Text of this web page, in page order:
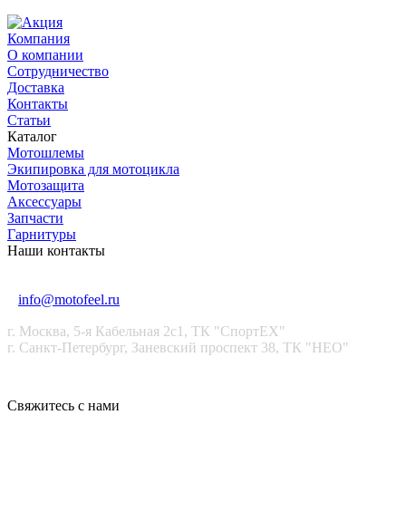
Компания
О компании
Сотрудничество
Доставка
Контакты
Статьи
Каталог
Мотошлемы
Экипировка для мотоцикла
Мотозащита
Аксессуары
Запчасти
Гарнитуры
Наши контакты
info@motofeel.ru
г. Москва, 5-я Кабельная 2с1, ТК "СпортЕХ"
г. Санкт-Петербург, Заневский проспект 38, ТК "НЕО"
Свяжитесь с нами